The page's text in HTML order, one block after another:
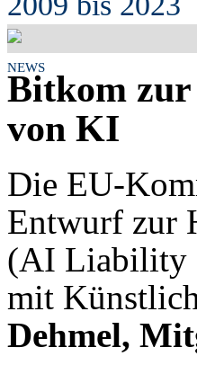
NEWS
Bitkom
von KI
Die EU-
Entwurf zur
(AI Liability
mit
Dehmel,